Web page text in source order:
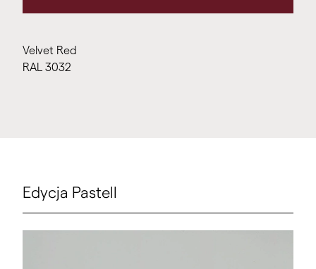
Velvet Red
RAL 3032
Edycja Pastell